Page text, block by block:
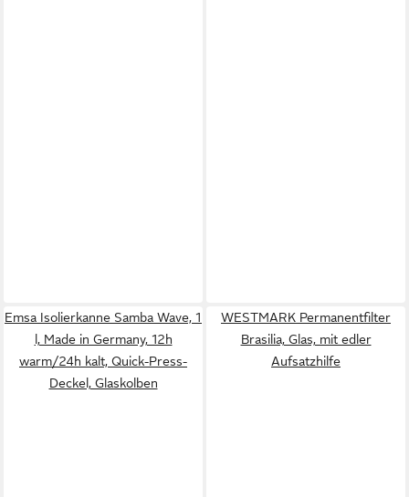
Emsa Isolierkanne Samba Wave, 1
l, Made in Germany, 12h
warm/24h kalt, Quick-Press-
Deckel, Glaskolben
WESTMARK Permanentfilter
Brasilia, Glas, mit edler
Aufsatzhilfe